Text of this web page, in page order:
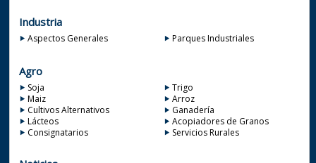
Industria
Aspectos Generales Parques Industriales
Agro
Soja
Trigo
Maiz
Arroz
Cultivos Alternativos
Ganadería
Lácteos
Acopiadores de Granos
Consignatarios
Servicios Rurales